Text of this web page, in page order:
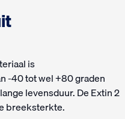
is
-40 tot wel +80 graden
levensduur. De Extin 2
breeksterkte.